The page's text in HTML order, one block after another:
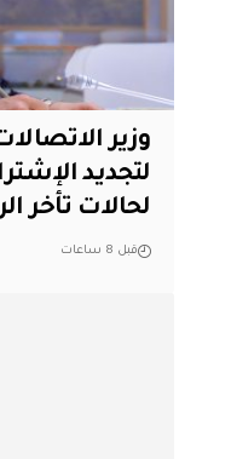
لتجديد
لحالات تأخر
قبل 8 ساعات